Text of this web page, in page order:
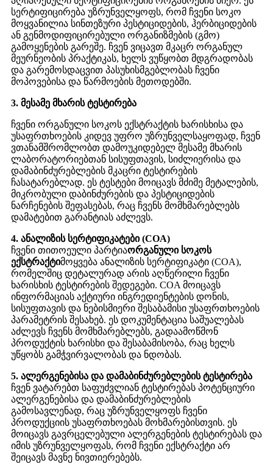
სერტიფიცირება უზრუნველყოფს, რომ ჩვენი სოკო
მოყვანილია სინთეზური პესტიციდების, ჰერბიციდების
ან გენმოდიფიცირებული ორგანიზმების (გმო)
გამოყენების გარეშე. ჩვენ ვიცავთ მკაცრ ორგანულ
მეურნეობის პრაქტიკას, ხელს ვუწყობთ მდგრადობას
და გარემოსდაცვით პასუხისმგებლობას ჩვენი
მოპოვებისა და წარმოების მეთოდებში.
3. მესამე მხარის ტესტირება
ჩვენი ორგანული სოკოს ექსტრაქტის ხარისხისა და
უსაფრთხოების კიდევ უფრო უზრუნველსაყოფად, ჩვენ
ვთანამშრომლობთ დამოუკიდებელ მესამე მხარის
ლაბორატორიებთან სისუფთავის, სიძლიერისა და
დამაბინძურებლების მკაცრი ტესტირების
ჩასატარებლად. ეს ტესტები მოიცავს მძიმე მეტალების,
მიკრობული დაბინძურების და პესტიციდების
ნარჩენების შეფასებას, რაც ჩვენს მომხმარებლებს
დამატებით გარანტიას აძლევს.
4. ანალიზის სერტიფიკატები (COA)
ჩვენი თითოეული პარტიაორგანული სოკოს
ექსტრაქტიმოყვება ანალიზის სერტიფიკატი (COA),
რომელშიც დეტალურად არის აღწერილი ჩვენი
ხარისხის ტესტირების შედეგები. COA მოიცავს
ინფორმაციას აქტიური ინგრედიენტების დონის,
სისუფთავის და ნებისმიერი შესაბამისი უსაფრთხოების
პარამეტრის შესახებ. ეს დოკუმენტაცია საშუალებას
აძლევს ჩვენს მომხმარებლებს, გადაამოწმონ
პროდუქტის ხარისხი და შესაბამისობა, რაც ხელს
უწყობს გამჭვირვალობას და ნდობას.
5. ალერგენებისა და დამაბინძურებლების ტესტირება
ჩვენ ვატარებთ საფუძვლიან ტესტირებას პოტენციური
ალერგენებისა და დამაბინძურებლების
გამოსავლენად, რაც უზრუნველყოფს ჩვენი
პროდუქციის უსაფრთხოებას მოხმარებისთვის. ეს
მოიცავს გავრცელებული ალერგენების ტესტირებას და
იმის უზრუნველყოფას, რომ ჩვენი ექსტრაქტი არ
შეიცავს მავნე ნივთიერებებს.